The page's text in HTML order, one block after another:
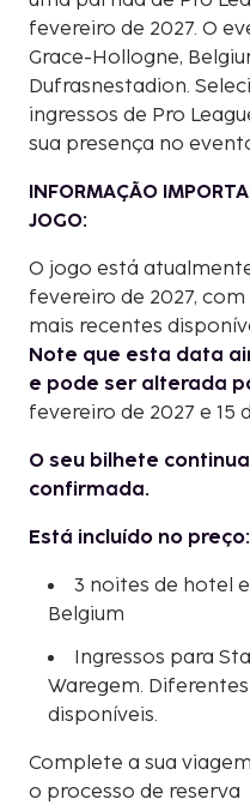
fevereiro de 2027. O
Grace-Hollogne,
Dufrasnestadion.
ingressos de Pro
sua presença no
INFORMAÇÃO
JOGO:
O jogo está
fevereiro de 2027,
mais recentes
Note que esta data
e pode ser alterada
fevereiro de 2027 e 15
O seu bilhete
confirmada.
Está incluído no preço:
3 noites de hotel
Belgium
Ingressos para
Waregem.
disponíveis.
Complete a sua
o processo de reserva